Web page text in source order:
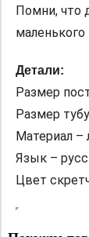
Помни, что
маленького
Детали:
Размер
Размер
Материал –
Язык –
Цвет